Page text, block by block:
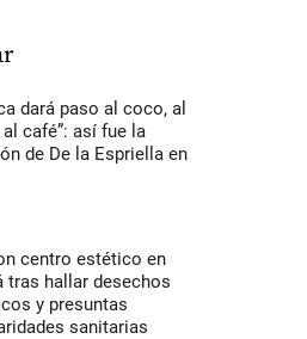
dará paso al coco, al
café”: así fue la
de De la Espriella en
centro estético en
tras hallar desechos
y presuntas
sanitarias